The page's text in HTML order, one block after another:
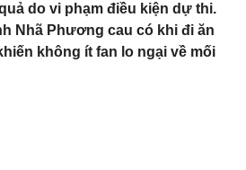
do vi phạm điều kiện dự thi.
Nhã Phương cau có khi đi ăn
không ít fan lo ngại về mối